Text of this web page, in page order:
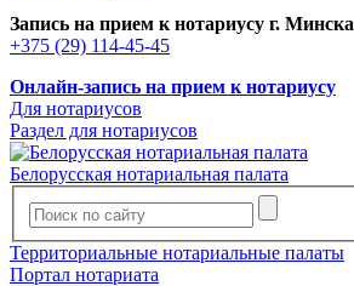
Запись на прием к нотариусу г. Минска
+375 (29) 114-45-45
Онлайн-запись на прием к нотариусу
Для нотариусов
Раздел для нотариусов
Белорусская нотариальная палата
Территориальные нотариальные палаты
Портал нотариата